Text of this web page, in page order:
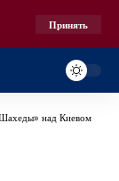
Принять
над Киевом